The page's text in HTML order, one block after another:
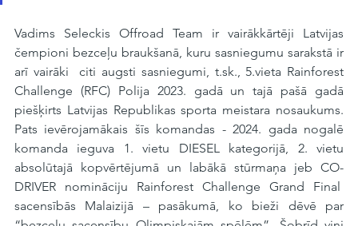
Vadims Seleckis Offroad Team ir vairākkārtēji Latvijas
čempioni bezceļu braukšanā, kuru sasniegumu sarakstā ir
arī vairāki  citi augsti sasniegumi, t.sk., 5.vieta Rainforest
Challenge (RFC) Polija 2023. gadā un tajā pašā gadā
piešķirts Latvijas Republikas sporta meistara nosaukums.
Pats ievērojamākais šīs komandas - 2024. gada nogalē
komanda ieguva 1. vietu DIESEL kategorijā, 2. vietu
absolūtajā kopvērtējumā un labākā stūrmaņa jeb CO-
DRIVER nomināciju Rainforest Challenge Grand Final
sacensībās Malaizijā – pasākumā, ko bieži dēvē par